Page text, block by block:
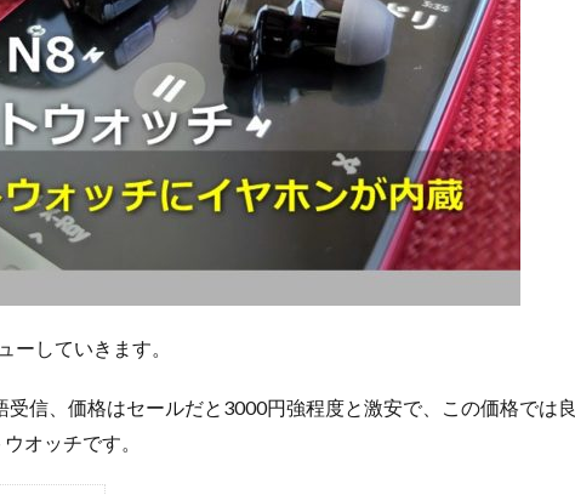
ーしていきます。
信、価格はセールだと3000円強程度と激安で、この価格では良
オッチです。